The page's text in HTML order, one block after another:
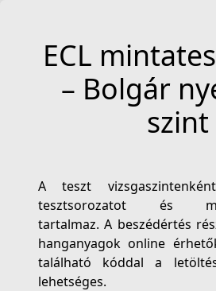
ECL
– Bolgár
szint
A teszt
tesztsorozatot és
tartalmaz. A beszédértés
hanganyagok online
található kóddal a
lehetséges.